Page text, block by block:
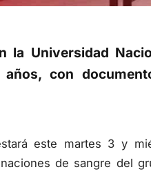
Universidad
con
este martes 3 y
de sangre del